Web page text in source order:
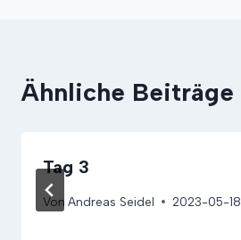
Ähnliche Beiträge
Tag 3
Von Andreas Seidel 2023-05-18